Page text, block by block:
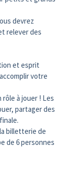
devrez
relever des
et esprit
votre
rôle à jouer ! Les
partager des
billetterie de
de 6 personnes